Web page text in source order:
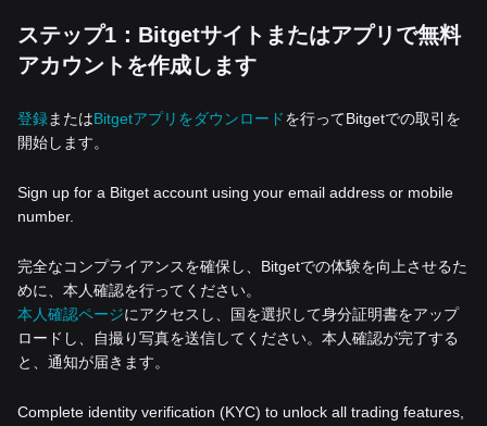
ステップ1：Bitgetサイトまたはアプリで無料
アカウントを作成します
登録またはBitgetアプリをダウンロードを行ってBitgetでの取引を
開始します。
Sign up for a Bitget account using your email address or mobile
number.
完全なコンプライアンスを確保し、Bitgetでの体験を向上させるた
めに、本人確認を行ってください。
本人確認ページにアクセスし、国を選択して身分証明書をアップ
ロードし、自撮り写真を送信してください。本人確認が完了する
と、通知が届きます。
Complete identity verification (KYC) to unlock all trading features,